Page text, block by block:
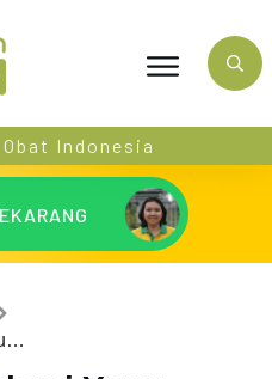
Indonesia
Obat Jerawat Alami Yang Mudah Ditemukan